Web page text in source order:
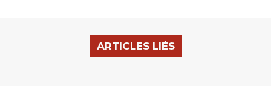
ARTICLES LIÉS